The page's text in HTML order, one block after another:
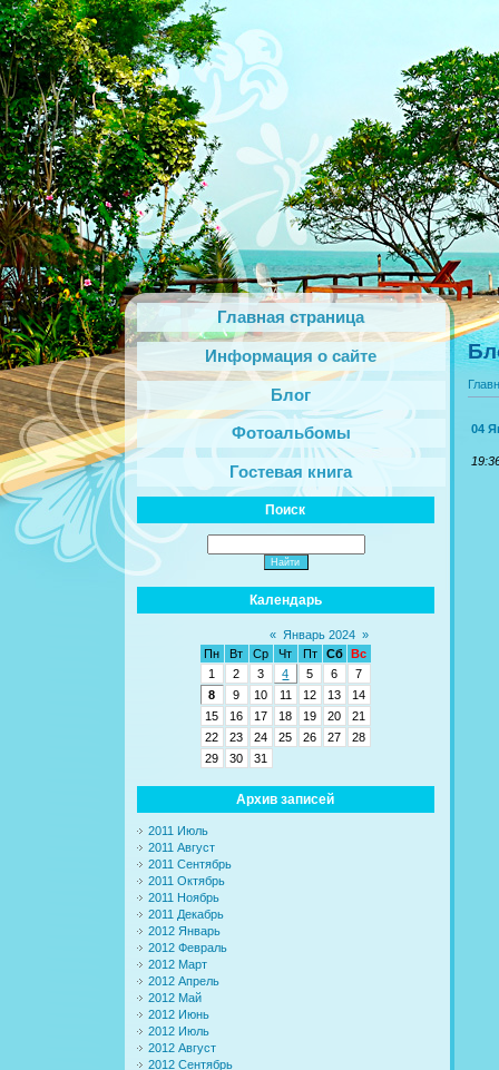
Главная страница
Информация о сайте
Блог
Фотоальбомы
Гостевая книга
Поиск
Календарь
« Январь 2024 »
Пн
Вт Ср Чт Пт Сб
Вс
1
2 3 4 5 6
7
8
9 10 11 12 13
14
15
16 17 18 19 20
21
22
23 24 25 26 27
28
29
30 31
Архив записей
2011 Июль
2011 Август
2011 Сентябрь
2011 Октябрь
2011 Ноябрь
2011 Декабрь
2012 Январь
2012 Февраль
2012 Март
2012 Апрель
2012 Май
2012 Июнь
2012 Июль
2012 Август
2012 Сентябрь
04